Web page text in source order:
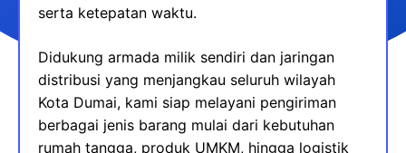
serta ketepatan waktu.
Didukung armada milik sendiri dan jaringan
distribusi yang menjangkau seluruh wilayah
Kota Dumai, kami siap melayani pengiriman
berbagai jenis barang mulai dari kebutuhan
rumah tangga, produk UMKM, hingga logistik